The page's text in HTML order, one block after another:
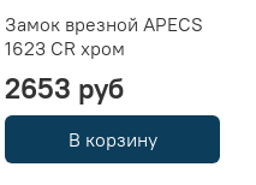
Замок врезной APECS
1623 CR хром
2653 руб
В корзину